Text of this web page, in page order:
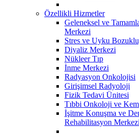
Özellikli Hizmetler
Geleneksel ve
Merkezi
Stres ve Uyku
Diyaliz Merkezi
Nükleer Tıp
İnme Merkezi
Radyasyon Onkolojisi
Girişimsel Radyoloji
Fizik Tedavi Ünitesi
Tıbbi Onkoloji ve
İşitme Konuşma ve
Rehabilitasyon Merkezi